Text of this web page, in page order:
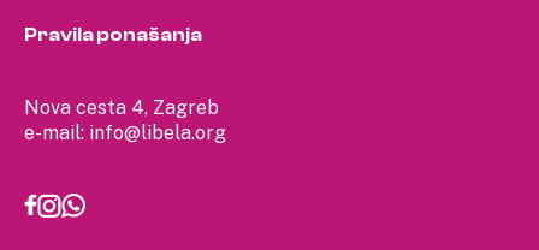
Nova cesta 4, Zagreb
e-mail: info@libela.org
Pravila ponašanja